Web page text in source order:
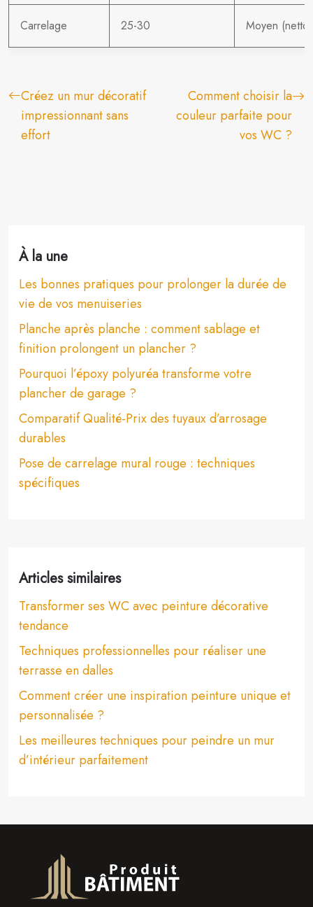
Carrelage 25-30 Moyen
Créez un mur décoratif
impressionnant sans
effort
Comment choisir la
couleur parfaite pour
vos WC ?
À la une
Les bonnes pratiques pour prolonger la durée de
vie de vos menuiseries
Planche après planche : comment sablage et
finition prolongent un plancher ?
Pourquoi l’époxy polyuréa transforme votre
plancher de garage ?
Comparatif Qualité-Prix des tuyaux d’arrosage
durables
Pose de carrelage mural rouge : techniques
spécifiques
Articles similaires
Transformer ses WC avec peinture décorative
tendance
Techniques professionnelles pour réaliser une
terrasse en dalles
Comment créer une inspiration peinture unique et
personnalisée ?
Les meilleures techniques pour peindre un mur
d’intérieur parfaitement